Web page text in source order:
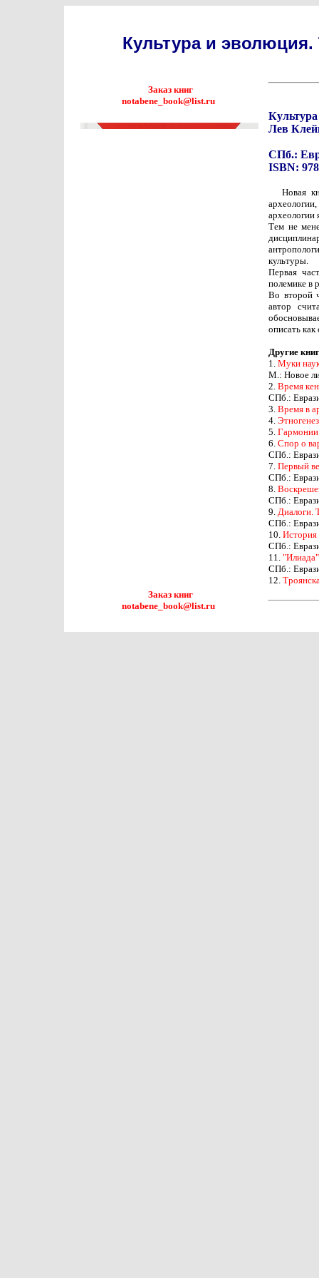
Культура и эволюция.
Заказ книг
notabene_book@list.ru
Лев
СПб.:
ISBN:
Новая
археологии
Тем не
культуры.
Первая
полемике в
Во второй
автор
описать
Другие
1. Муки
М.: Новое
2. Время
СПб.:
3. Время в
4.
5.
6. Спор о
СПб.:
7. Первый
СПб.:
8.
СПб.:
9. Диалоги.
СПб.:
10. История
СПб.:
11.
СПб.:
12.
Заказ книг
notabene_book@list.ru